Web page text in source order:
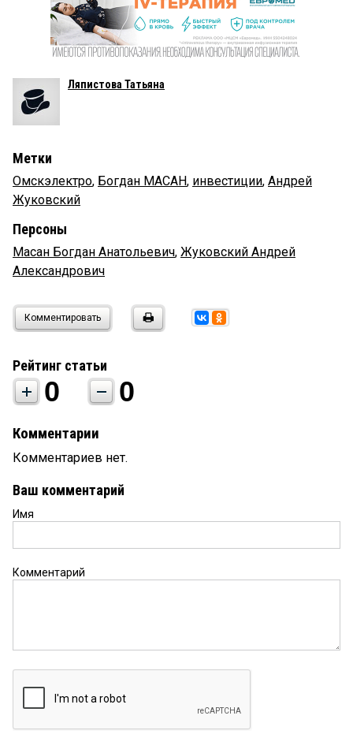
Ляпистова Татьяна
Метки
Омскэлектро, Богдан МАСАН, инвестиции, Андрей
Жуковский
Персоны
Масан Богдан Анатольевич, Жуковский Андрей
Александрович
Комментировать
Рейтинг статьи
0 0
Комментарии
Комментариев нет.
Ваш комментарий
Имя
Комментарий